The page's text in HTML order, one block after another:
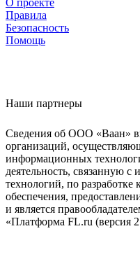
Правила
Безопасность
Помощь
Наши партнеры
Сведения об ООО «Ваан»
организаций,
информационных
деятельность, связанную
технологий, по
обеспечения,
и является
«Платформа FL.ru (версия